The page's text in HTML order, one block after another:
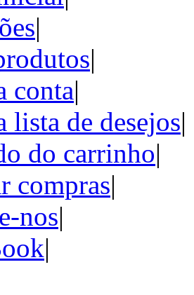
|
|
conta|
lista de desejos|
do carrinho|
compras|
nos|
|